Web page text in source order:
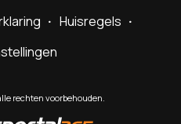
Huisregels
rechten voorbehouden.